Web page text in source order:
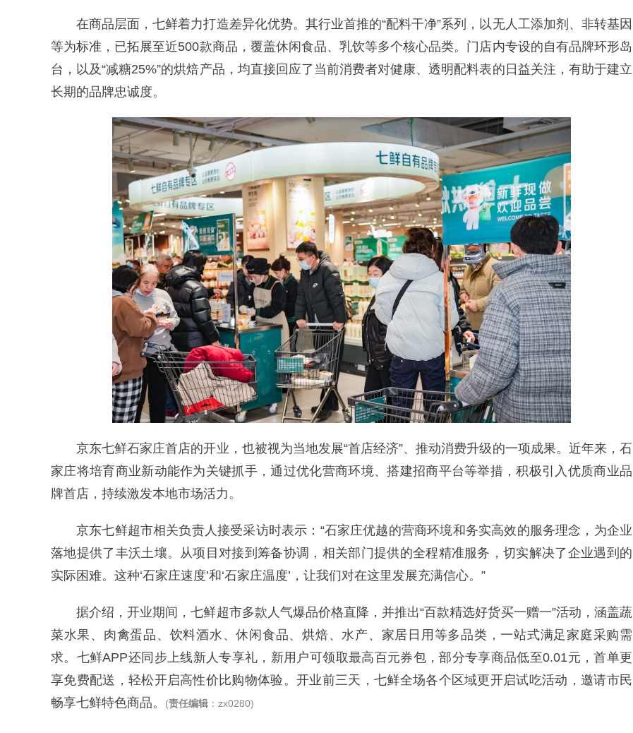
在商品层面，七鲜着力打造差异化优势。其行业首推的“配料干净”系列，以无人工添加剂、非转基因
等为标准，已拓展至近500款商品，覆盖休闲食品、乳饮等多个核心品类。门店内专设的自有品牌环形岛
台，以及“减糖25%”的烘焙产品，均直接回应了当前消费者对健康、透明配料表的日益关注，有助于建立
长期的品牌忠诚度。
京东七鲜石家庄首店的开业，也被视为当地发展“首店经济”、推动消费升级的一项成果。近年来，石
家庄将培育商业新动能作为关键抓手，通过优化营商环境、搭建招商平台等举措，积极引入优质商业品
牌首店，持续激发本地市场活力。
京东七鲜超市相关负责人接受采访时表示：“石家庄优越的营商环境和务实高效的服务理念，为企业
落地提供了丰沃土壤。从项目对接到筹备协调，相关部门提供的全程精准服务，切实解决了企业遇到的
实际困难。这种‘石家庄速度’和‘石家庄温度’，让我们对在这里发展充满信心。”
据介绍，开业期间，七鲜超市多款人气爆品价格直降，并推出“百款精选好货买一赠一”活动，涵盖蔬
菜水果、肉禽蛋品、饮料酒水、休闲食品、烘焙、水产、家居日用等多品类，一站式满足家庭采购需
求。七鲜APP还同步上线新人专享礼，新用户可领取最高百元券包，部分专享商品低至0.01元，首单更
享免费配送，轻松开启高性价比购物体验。开业前三天，七鲜全场各个区域更开启试吃活动，邀请市民
畅享七鲜特色商品。
(责任编辑 ：zx0280)